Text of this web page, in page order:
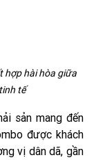
hợp hài hòa giữa
tế
sản mang đến
được khách
vị dân dã, gần